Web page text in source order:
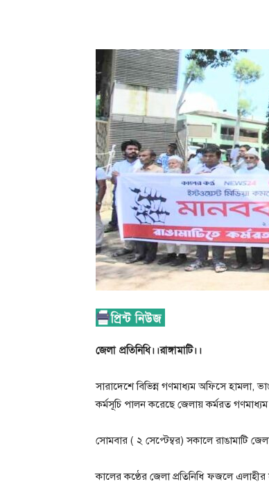
জেলা প্রতিনিধি।।রাঙ্গামাটি।।
সারাদেশে বিভিন্ন গণমাধ্যম অফিসে হামলা,
কর্মসূচি পালন করেছে জেলায় কর্মরত গণমাধ্যম
সোমবার ( ২ সেপ্টেম্বর) সকালে রাঙামাটি
কালের কণ্ঠের জেলা প্রতিনিধি ফজলে এলাহীর